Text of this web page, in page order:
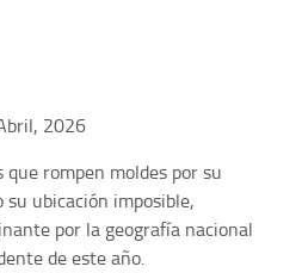
2026
rompen moldes por su
ubicación imposible,
por la geografía nacional
de este año.